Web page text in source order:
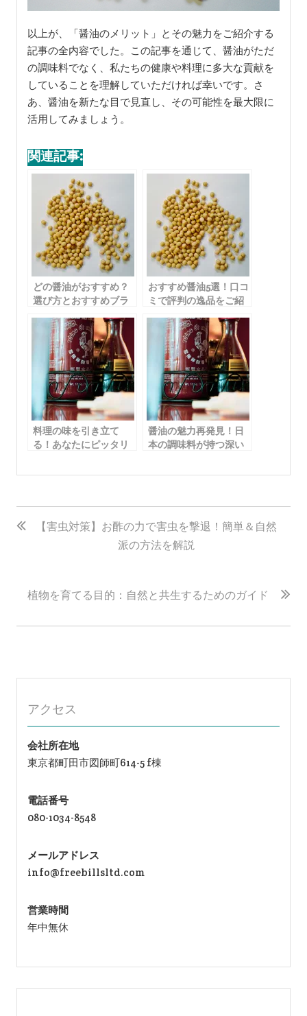
以上が、「醤油のメリット」とその魅力をご紹介する
記事の全内容でした。この記事を通じて、醤油がただ
の調味料でなく、私たちの健康や料理に多大な貢献を
していることを理解していただければ幸いです。さ
あ、醤油を新たな目で見直し、その可能性を最大限に
活用してみましょう。
関連記事:
どの醤油がおすすめ？
選び方とおすすめブラ
おすすめ醤油5選！口コ
ミで評判の逸品をご紹
料理の味を引き立て
る！あなたにピッタリ
を紹介
醤油の魅力再発見！日
本の調味料が持つ深い
投
稿
ゲ
ー
ン
【害虫対策】お酢の力で害虫を撃退！簡単＆自然
派の方法を解説
植物を育てる目的：自然と共生するためのガイド
アクセス
会社所在地
東京都町田市図師町614-5 f棟
電話番号
080-1034-8548
メールアドレス
info@freebillsltd.com
営業時間
年中無休